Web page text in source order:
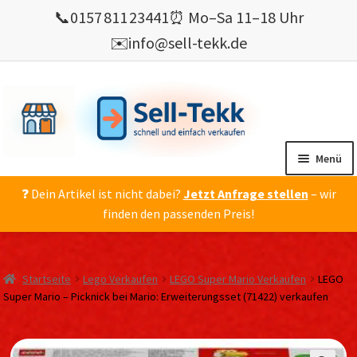
📞0157 811 23441⏰ Mo–Sa 11–18 Uhr
✉️info@sell-tekk.de
springen
springen
Menü
Mein Konto
Gebrauchte Elektronik verkaufen
Wie’s geht ?
❓ Dein Artikel ist nicht dabei? Jetzt Anfrage stellen – wir
finden den passenden Preis!
Startseite Lego Verkaufen LEGO Super Mario Verkaufen
LEGO
Super Mario – Picknick bei Mario: Erweiterungsset (71422) verkaufen